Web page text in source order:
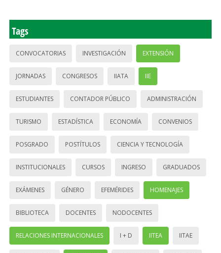
Tags
CONVOCATORIAS INVESTIGACIÓN EXTENSIÓN
JORNADAS CONGRESOS IIATA IIE
ESTUDIANTES CONTADOR PÚBLICO ADMINISTRACIÓN
TURISMO ESTADÍSTICA ECONOMÍA CONVENIOS
POSGRADO POSTÍTULOS CIENCIA Y TECNOLOGÍA
INSTITUCIONALES CURSOS INGRESO GRADUADOS
EXÁMENES GÉNERO EFEMÉRIDES HOMENAJES
BIBLIOTECA DOCENTES NODOCENTES
RELACIONES INTERNACIONALES I + D IITEA IITAE